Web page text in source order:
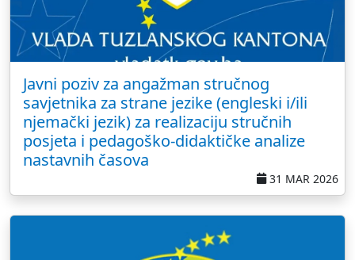
Javni poziv za angažman stručnog
savjetnika za strane jezike (engleski i/ili
njemački jezik) za realizaciju stručnih
posjeta i pedagoško-didaktičke analize
nastavnih časova
31 MAR 2026